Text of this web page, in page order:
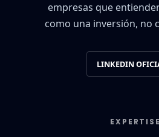
empresas que
como una inversión, no
LINKEDIN
EXPERTISE